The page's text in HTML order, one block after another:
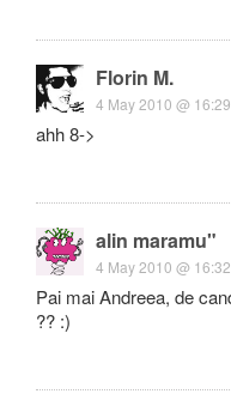
Florin M.
4 May 2010 @ 16:29
ahh 8->
alin maramu"
4 May 2010 @ 16:32
Pai mai Andreea, de
?? :)